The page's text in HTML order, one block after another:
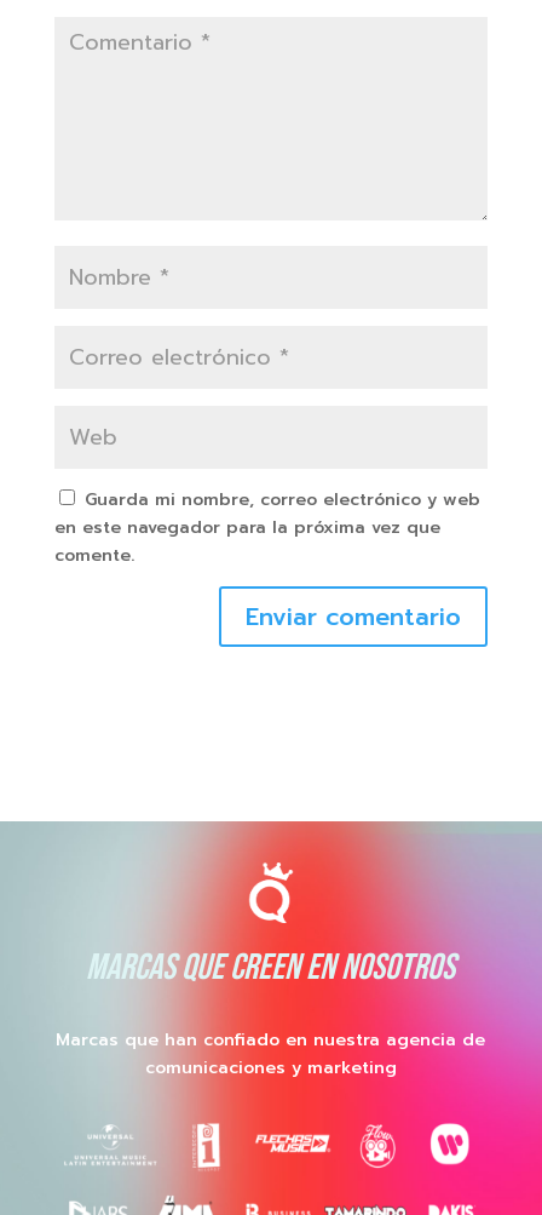
Guarda mi nombre, correo electrónico y web
en este navegador para la próxima vez que
comente.
Enviar comentario
MARCAS QUE CREEN EN NOSOTROS
Marcas que han confiado en nuestra agencia de
comunicaciones y marketing